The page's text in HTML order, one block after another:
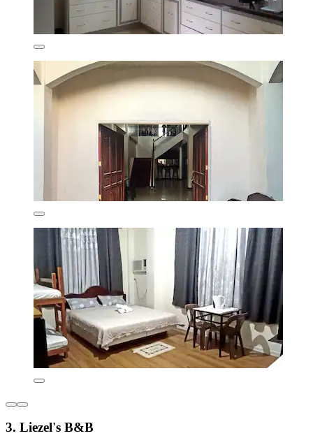
3. Liezel's B&B